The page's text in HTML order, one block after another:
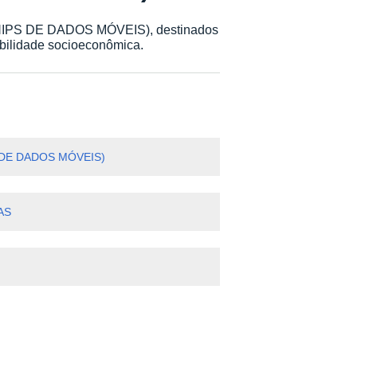
DE DADOS MÓVEIS), destinados
socioeconômica.
DADOS MÓVEIS)